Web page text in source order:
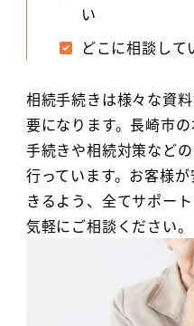
い
どこに相談して
相続手続きは様々な資
要になります。長崎市
手続きや相続対策など
行っています。お客様
きるよう、全てサポー
気軽にご相談ください。